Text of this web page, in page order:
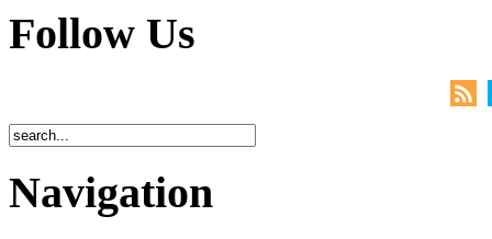
Follow Us
Navigation